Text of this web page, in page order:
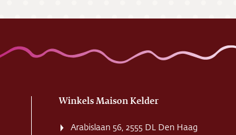
Winkels Maison Kelder
Arabislaan 56, 2555 DL Den Haag